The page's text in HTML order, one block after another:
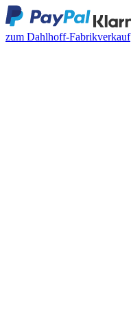
zum Dahlhoff-Fabrikverkauf